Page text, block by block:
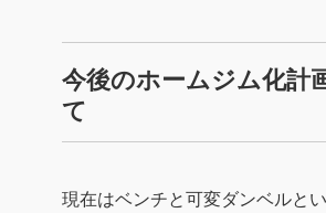
今後のホームジム化計
て
現在はベンチと可変ダンベルと